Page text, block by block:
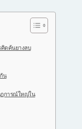
คิดค้นยางลบ
น
ฏการณ์ใหญ่ใน